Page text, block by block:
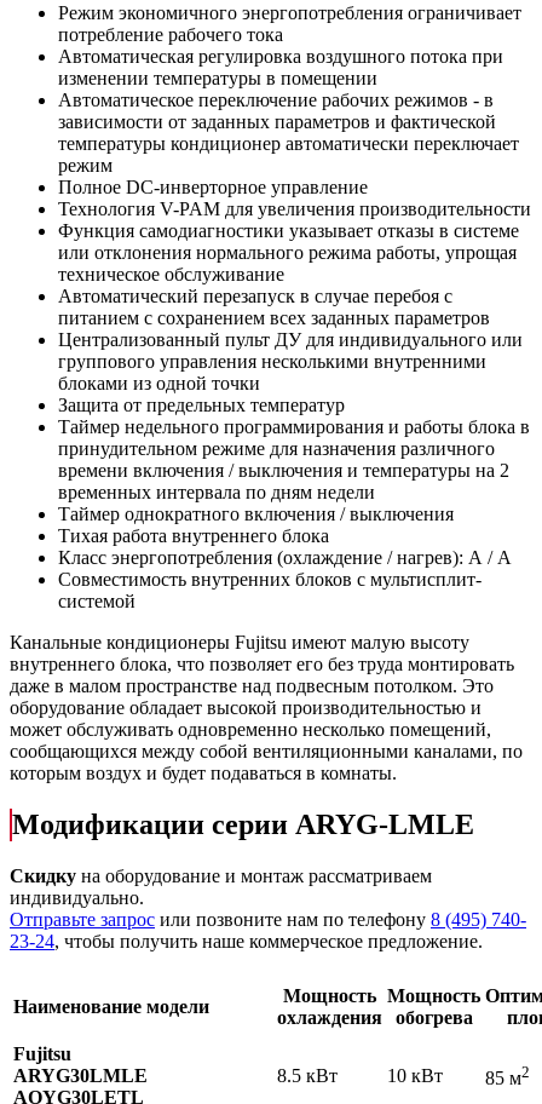
Режим экономичного энергопотребления ограничивает
потребление рабочего тока
Автоматическая регулировка воздушного потока при
изменении температуры в помещении
Автоматическое переключение рабочих режимов - в
зависимости от заданных параметров и фактической
температуры кондиционер автоматически переключает
режим
Полное DC-инверторное управление
Технология V-PAM для увеличения производительности
Функция самодиагностики указывает отказы в системе
или отклонения нормального режима работы, упрощая
техническое обслуживание
Автоматический перезапуск в случае перебоя с
питанием с сохранением всех заданных параметров
Централизованный пульт ДУ для индивидуального или
группового управления несколькими внутренними
блоками из одной точки
Защита от предельных температур
Таймер недельного программирования и работы блока в
принудительном режиме для назначения различного
времени включения / выключения и температуры на 2
временных интервала по дням недели
Таймер однократного включения / выключения
Тихая работа внутреннего блока
Класс энергопотребления (охлаждение / нагрев): А / А
Совместимость внутренних блоков с мультисплит-
системой
Канальные кондиционеры Fujitsu имеют малую высоту
внутреннего блока, что позволяет его без труда монтировать
даже в малом пространстве над подвесным потолком. Это
оборудование обладает высокой производительностью и
может обслуживать одновременно несколько помещений,
сообщающихся между собой вентиляционными каналами, по
которым воздух и будет подаваться в комнаты.
Модификации серии ARYG-LMLE
Скидку на оборудование и монтаж рассматриваем
индивидуально.
Отправьте запрос или позвоните нам по телефону 8 (495) 740-
23-24, чтобы получить наше коммерческое предложение.
Наименование модели
Мощность
охлаждения
Мощность
обогрева
Fujitsu
ARYG30LMLE
AOYG30LETL
8.5 кВт 10 кВт 85 м2